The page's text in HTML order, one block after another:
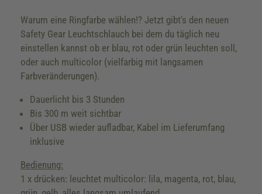
Warum eine Ringfarbe wählen!? Jetzt gibt's den neuen
Safety Gear Leuchtschlauch bei dem du täglich neu
einstellen kannst ob er blau, rot oder grün leuchten soll,
oder auch multicolor (vielfarbig mit langsamen
Farbveränderungen).
Dauerlicht bis 3 Stunden
Bis 300 m weit sichtbar
Über USB wieder aufladbar, Kabel im Lieferumfang
inklusive
Bedienung:
1 x drücken: leuchtet multicolor: lila, magenta, rot, blau,